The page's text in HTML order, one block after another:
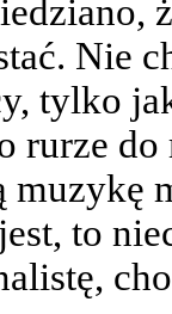
Nie
tylko
rurze
muzykę
to